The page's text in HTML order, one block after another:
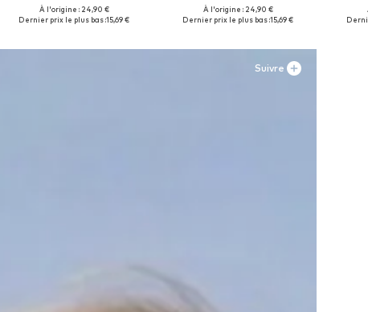
Disponible en plusieurs tailles
À l'origine : 24,90 €
Dernier prix le plus bas :15,69 €
Disponible en plusieurs tailles
À l'origine : 24,90 €
Dernier prix le plus bas :15,69 €
Suivre